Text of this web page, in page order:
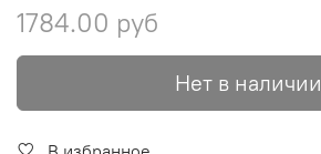
1784.00 руб
Нет в наличии